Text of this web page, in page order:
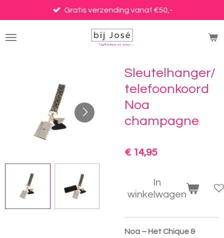
direct
naar
Gratis verzending vanaf €50,-
Sleutelhanger/
telefoonkoord
Noa
champagne
€ 14,95
In
winkelwagen
Noa – Het Chique &